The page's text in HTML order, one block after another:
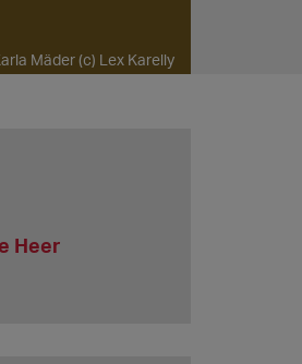
Mäder (c) Lex Karelly
Heer